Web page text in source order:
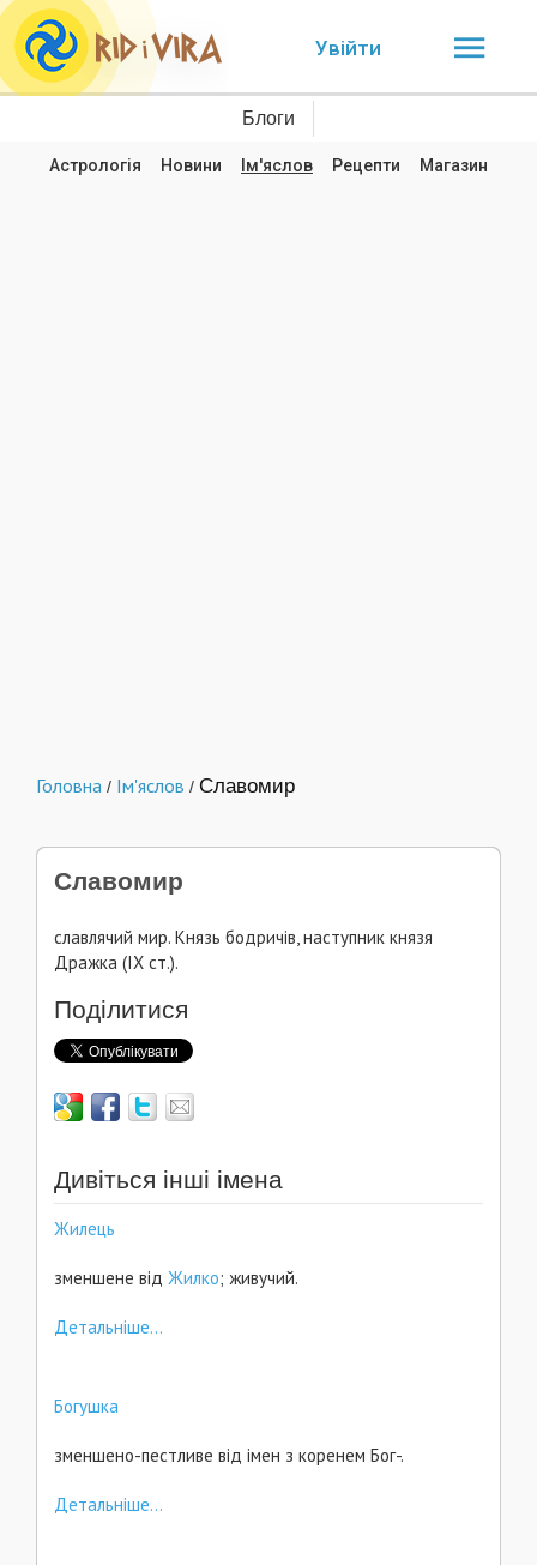
Увійти
Блоги
Астрологія Новини Ім'яслов Рецепти Магазин
Головна / Ім'яслов / Славомир
Славомир
славлячий мир. Князь бодричів, наступник князя
Дражка (ІХ ст.).
Поділитися
Дивіться інші імена
Жилець
зменшене від Жилко; живучий.
Детальніше...
Богушка
зменшено-пестливе від імен з коренем Бог-.
Детальніше...